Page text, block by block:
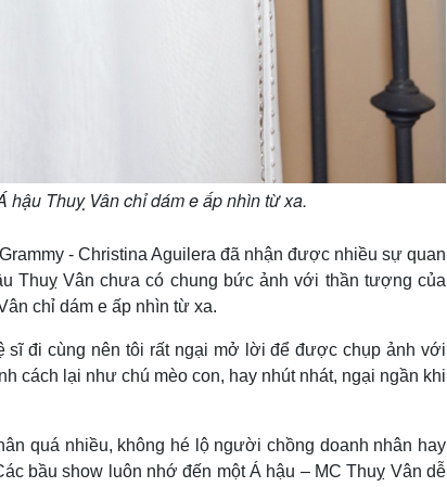
Thuỵ Vân chỉ dám e ấp nhìn từ xa.
- Christina Aguilera đã nhận được nhiều sự quan
Thuỵ Vân chưa có chung bức ảnh với thần tượng của
chỉ dám e ấp nhìn từ xa.
sĩ đi cùng nên tôi rất ngại mở lời để được chụp ảnh với
cách lại như chú mèo con, hay nhút nhát, ngại ngần khi
quá nhiều, không hé lộ người chồng doanh nhân hay
bầu show luôn nhớ đến một Á hậu – MC Thuỵ Vân dễ